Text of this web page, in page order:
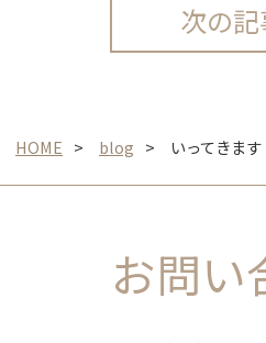
次の
HOME blog いってきます
お問い